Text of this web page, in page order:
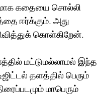
கதையை சொல்லி
ஈர்க்கும். அது
கொள்கிறேன்.
மட்டுமல்லாமல் இந்த
தளத்தில் பெரும்
மாபெரும்